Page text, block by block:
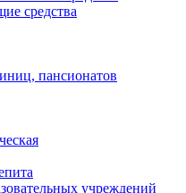
средства
пансионатов
учреждений